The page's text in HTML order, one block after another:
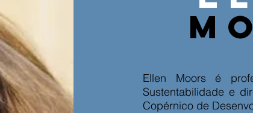
Ellen Moors é
Sustentabilidade e
Copérnico de